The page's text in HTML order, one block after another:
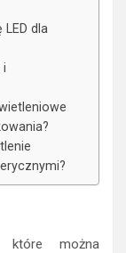
dla
i
które można